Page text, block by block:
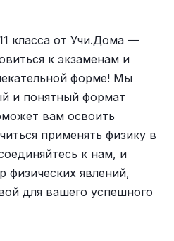
класса от Учи.Дома —
к экзаменам и
форме! Мы
и понятный формат
вам освоить
применять физику в
к нам, и
физических явлений,
для вашего успешного